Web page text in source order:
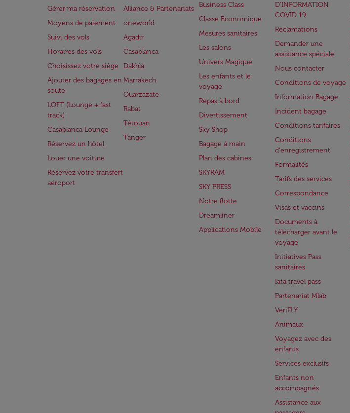
Gérer ma réservation
Moyens de paiement
Suivi des vols
Horaires des vols
Choisissez votre siège
Ajouter des bagages en
soute
LOFT (Lounge + fast
track)
Casablanca Lounge
Réservez un hôtel
Louer une voiture
Réservez votre transfert
aéroport
Alliance & Partenariats
oneworld
Agadir
Casablanca
Dakhla
Marrakech
Ouarzazate
Rabat
Tétouan
Tanger
Business Class
Classe Economique
Mesures sanitaires
Les salons
Univers Magique
Les enfants et le
voyage
Repas à bord
Divertissement
Sky Shop
Bagage à main
Plan des cabines
SKYRAM
SKY PRESS
Notre flotte
Dreamliner
Applications Mobile
D’INFORMATION
COVID 19
Réclamations
Demander une
assistance spéciale
Nous contacter
Conditions de voyage
Information Bagage
Incident bagage
Conditions tarifaires
Conditions
d'enregistrement
Formalités
Tarifs des services
Correspondance
Visas et vaccins
Documents à
télécharger avant le
voyage
Initiatives Pass
sanitaires
Iata travel pass
Partenariat Mlab
VeriFLY
Animaux
Voyagez avec des
enfants
Services exclusifs
Enfants non
accompagnés
Assistance aux